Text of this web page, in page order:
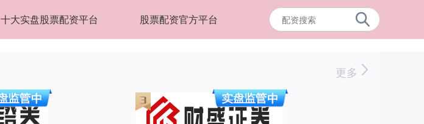
十大实盘股票配资平台 股票配资官方平台
更多